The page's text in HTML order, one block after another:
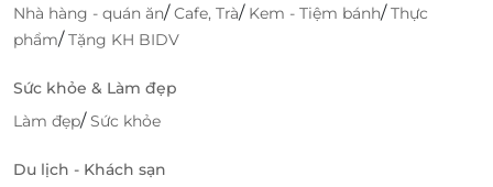
Việc săn deal trên LifeLink rất đơn giản và nhanh
chóng. Chỉ với vài thao tác đơn giản, bạn có thể dễ
dàng mua voucher giảm giá cho các dịch vụ làm đẹp
kiếm hay lo lắng về việc hết chỗ.
Bên cạnh đó, LifeLink liên tục có các chương trình
Nhà hàng - quán ăn/Cafe, Trà/ Kem - Tiệm bánh/Thực
phẩm/Tặng KH BIDV
Sức khỏe & Làm đẹp
Làm đẹp/Sức khỏe
Du lịch - Khách sạn